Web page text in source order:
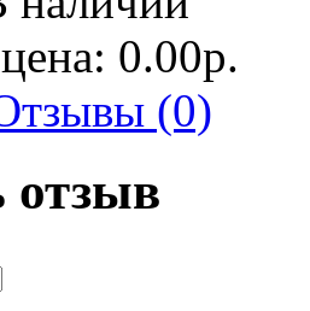
0.00р.
(0)
отзыв